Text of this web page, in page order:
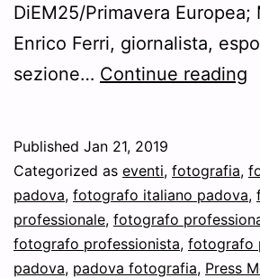
DiEM25/Primavera Europea;
Enrico Ferri, giornalista,
sezione… Continue reading
Published Jan 21, 2019
Categorized as eventi, fotografia,
padova, fotografo italiano padova,
professionale, fotografo
fotografo professionista, fotografo
padova, padova fotografia, Press